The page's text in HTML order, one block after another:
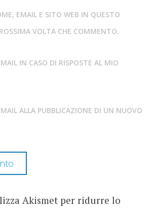
EMAIL E SITO WEB IN QUESTO
VOLTA CHE COMMENTO.
IN CASO DI RISPOSTE AL MIO
ALLA PUBBLICAZIONE DI UN NUOVO
Akismet per ridurre lo